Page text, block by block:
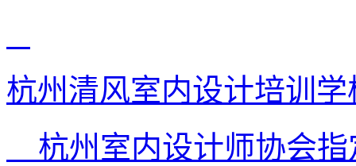
杭州清风室内设计培训学
杭州室内设计师协会